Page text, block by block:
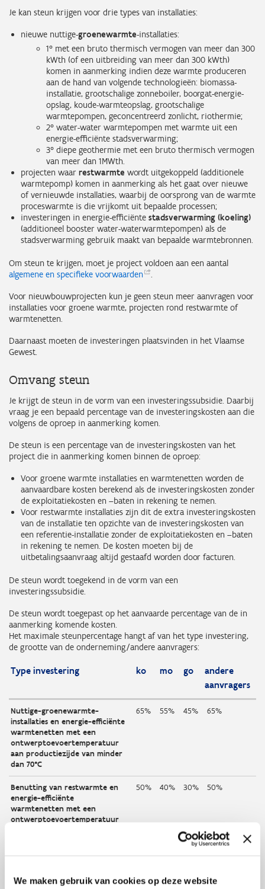
We maken gebruik van cookies op deze website
Je kan steun krijgen voor drie types van installaties:
nieuwe nuttige-groenewarmte-installaties:
1° met een bruto thermisch vermogen van meer dan 300
kWth (of een uitbreiding van meer dan 300 kWth)
komen in aanmerking indien deze warmte produceren
aan de hand van volgende technologieën: biomassa-
installatie, grootschalige zonneboiler, boorgat-energie-
opslag, koude-warmteopslag, grootschalige
warmtepompen, geconcentreerd zonlicht, riothermie;
2° water-water warmtepompen met warmte uit een
energie-efficiënte stadsverwarming;
3° diepe geothermie met een bruto thermisch vermogen
van meer dan 1MWth
projecten waar restwarmte wordt uitgekoppeld (additionele
warmtepomp) komen in aanmerking als het gaat over nieuwe
of vernieuwde installaties, waarbij de oorsprong van de warmte
proceswarmte is die vrijkomt uit bepaalde processen;
investeringen in energie-efficiënte stadsverwarming (koeling)
(additioneel booster water-waterwarmtepompen) als de
stadsverwarming gebruik maakt van bepaalde warmtebronnen.
Om steun te krijgen, moet je project voldoen aan een aantal
algemene en specifieke voorwaarden
Voor nieuwbouwprojecten kun je geen steun meer aanvragen voor
installaties voor groene warmte, projecten rond restwarmte of
warmtenetten.
Daarnaast moeten de investeringen plaatsvinden in het Vlaamse
Gewest.
Omvang steun
Je krijgt de steun in de vorm van een investeringssubsidie. Daarbij
vraag je een bepaald percentage van de investeringskosten aan die
volgens de oproep in aanmerking komen.
De steun is een percentage van de investeringskosten van het
project die in aanmerking komen binnen de oproep:
Voor groene warmte installaties en warmtenetten worden de
aanvaardbare kosten berekend als de investeringskosten zonder
de exploitatiekosten en –baten in rekening te nemen.
Voor restwarmte installaties zijn dit de extra investeringskosten
van de installatie ten opzichte van de investeringskosten van
een referentie-installatie zonder de exploitatiekosten en –baten
in rekening te nemen. De kosten moeten bij de
uitbetalingsaanvraag altijd gestaafd worden door facturen.
De steun wordt toegekend in de vorm van een
investeringssubsidie.
De steun wordt toegepast op het aanvaarde percentage van de in
aanmerking komende kosten.
Het maximale steunpercentage hangt af van het type investering,
de grootte van de onderneming/andere aanvragers:
Type investering ko mo go
andere
aanvragers
Nuttige-groenewarmte-
installaties en energie-efficiënte
warmtenetten met een
ontwerptoevoertemperatuur
aan productiezijde van minder
dan 70°C
65% 55% 45% 65%
Benutting van restwarmte en
energie-efficiënte
warmtenetten met een
ontwerptoevoertemperatuur
50% 40% 30% 50%
uitkoppeling van restwarmte kun je maximaal € 1 miljoen krijgen